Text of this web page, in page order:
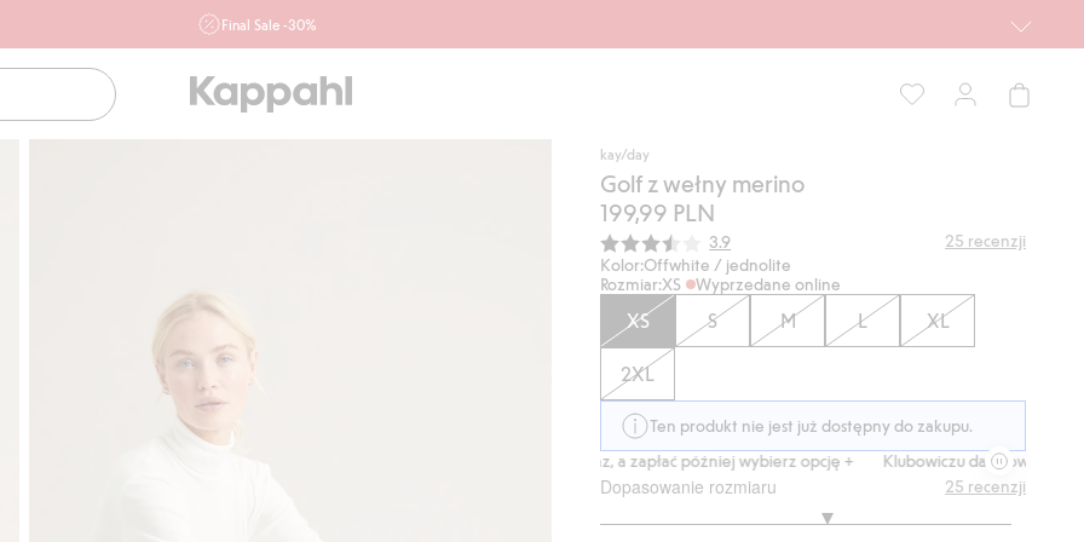
Final Sale -30%
ofertę, również z działu outlet do 10.8 w sklepach Kappahl i
Newbie oraz na kappahl.com. Ofert nie łączymy
kay/day
Golf z wełny merino
199,99 PLN
Średnia ocena:
3.9 25 recenzji
Kolor:Offwhite / jednolite
Rozmiar:XS Wyprzedane online
XS S M L XL
2XL
Ten produkt nie jest już dostępny do zakupu.
Kup teraz, a zapłać później wybierz opcję + Klubowiczu darmowa dostawa
Dopasowanie rozmiaru 25 recenzji